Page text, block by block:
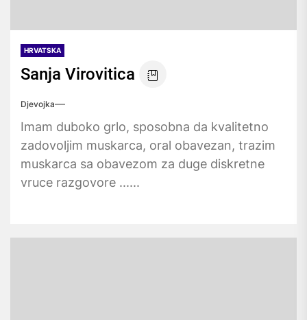
HRVATSKA
Sanja Virovitica
Djevojka
Imam duboko grlo, sposobna da kvalitetno
zadovoljim muskarca, oral obavezan, trazim
muskarca sa obavezom za duge diskretne
vruce razgovore ......